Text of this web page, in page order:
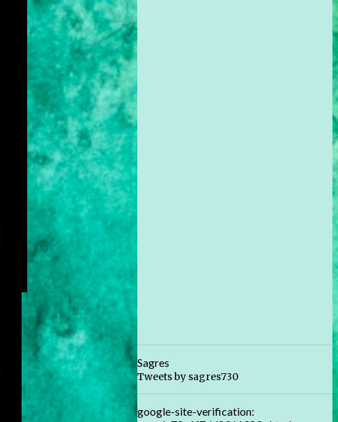
Sagres
Tweets by sagres730
google-site-verification: